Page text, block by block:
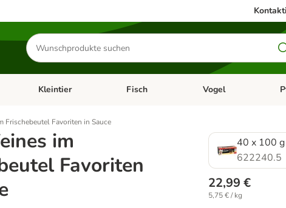
Produkte
suchen
& Zubehör
Kategorie-Menü öffnen: Hundefutter & Zubehör
Kleintier Kategorie-Menü öffnen: Kleintier
Fisch Kategorie-Menü öffnen:
Vogel
Frischebeutel Favoriten in Sauce
im
Favoriten
40 x 100 g
622240.5
22,99 €
5,75 € / kg